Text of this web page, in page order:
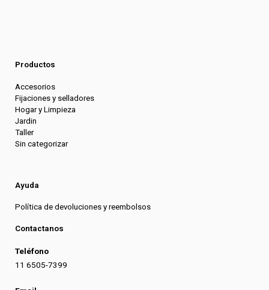
Productos
Accesorios
Fijaciones y selladores
Hogar y Limpieza
Jardin
Taller
Sin categorizar
Ayuda
Política de devoluciones y reembolsos
Contactanos
Teléfono
11 6505-7399